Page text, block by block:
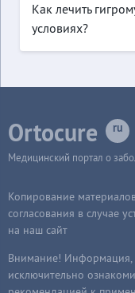
Как лечить
условиях?
Ortocure
Медицинский портал о
Копирование
согласования в случае
на наш сайт
Внимание! Информация,
исключительно